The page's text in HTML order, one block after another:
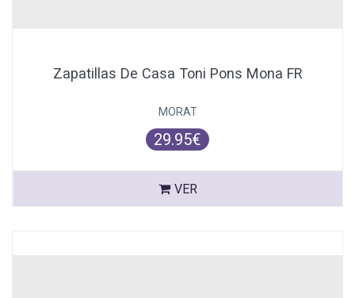
Zapatillas De Casa Toni Pons Mona FR
MORAT
29.95€
VER